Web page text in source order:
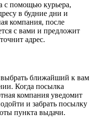
с помощью курьера,
в будние дни и
компания, после
с вами и предложит
адрес.
ближайший к вам
Когда посылка
компания уведомит
и забрать посылку
пункта выдачи.